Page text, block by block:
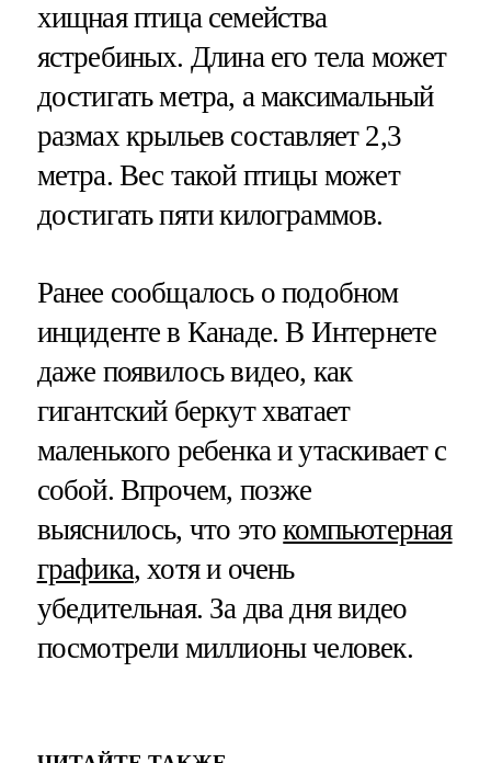
хищная птица семейства
ястребиных. Длина его тела может
достигать метра, а максимальный
размах крыльев составляет 2,3
метра. Вес такой птицы может
достигать пяти килограммов.
Ранее сообщалось о подобном
инциденте в Канаде. В Интернете
даже появилось видео, как
гигантский беркут хватает
маленького ребенка и утаскивает с
собой. Впрочем, позже
выяснилось, что этокомпьютерная
графика, хотя и очень
убедительная. За два дня видео
посмотрели миллионы человек.